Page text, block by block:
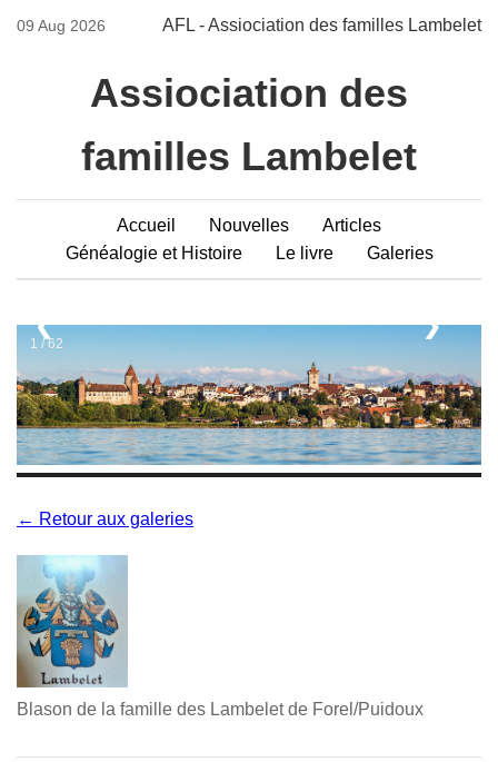
09 Aug 2026 AFL - Assiociation des familles Lambelet
Assiociation des
familles Lambelet
Accueil Nouvelles
Articles
Généalogie et Histoire
Le livre Galeries
1 / 62
❮ ❯
← Retour aux galeries
Blason de la famille des Lambelet de Forel/Puidoux